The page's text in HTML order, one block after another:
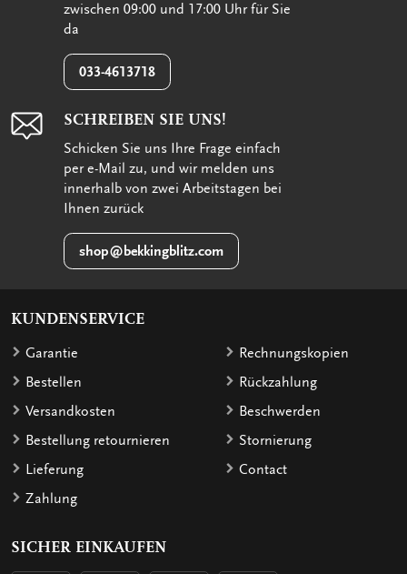
zwischen 09:00 und 17:00 Uhr für Sie
da
033-4613718
SCHREIBEN SIE UNS!
Schicken Sie uns Ihre Frage einfach
per e-Mail zu, und wir melden uns
innerhalb von zwei Arbeitstagen bei
Ihnen zurück
shop@bekkingblitz.com
KUNDENSERVICE
Garantie
Bestellen
Versandkosten
Bestellung retournieren
Lieferung
Zahlung
Rechnungskopien
Rückzahlung
Beschwerden
Stornierung
Contact
SICHER EINKAUFEN